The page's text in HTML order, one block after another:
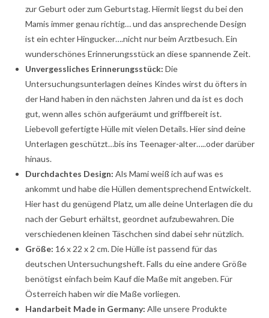
zur Geburt oder zum Geburtstag. Hiermit liegst du bei den
Mamis immer genau richtig… und das ansprechende Design
ist ein echter Hingucker….nicht nur beim Arztbesuch. Ein
wunderschönes Erinnerungsstück an diese spannende Zeit.
Unvergessliches Erinnerungsstück: Die
Untersuchungsunterlagen deines Kindes wirst du öfters in
der Hand haben in den nächsten Jahren und da ist es doch
gut, wenn alles schön aufgeräumt und griffbereit ist.
Liebevoll gefertigte Hülle mit vielen Details. Hier sind deine
Unterlagen geschützt…bis ins Teenager-alter…..oder darüber
hinaus.
Durchdachtes Design: Als Mami weiß ich auf was es
ankommt und habe die Hüllen dementsprechend Entwickelt.
Hier hast du genügend Platz, um alle deine Unterlagen die du
nach der Geburt erhältst, geordnet aufzubewahren. Die
verschiedenen kleinen Täschchen sind dabei sehr nützlich.
Größe: 16 x 22 x 2 cm. Die Hülle ist passend für das
deutschen Untersuchungsheft. Falls du eine andere Größe
benötigst einfach beim Kauf die Maße mit angeben. Für
Österreich haben wir die Maße vorliegen.
Handarbeit Made in Germany: Alle unsere Produkte